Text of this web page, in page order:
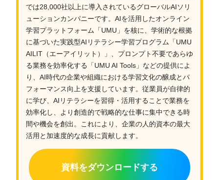
では28,000社以上に導入されているグローバルAIソリ
ューションカンパニーです。AIを活用したオンライン
学習プラットフォーム「UMU」を核に、学術的な根拠
に基づいた実践型AIリテラシー学習プログラム「UMU
AILIT（エーアイリット）」、プロンプト不要であらゆ
る業務を効率化する「UMU AI Tools」などの提供によ
り、AI時代の企業や組織における学習文化の醸成とパ
フォーマンス向上を支援しています。従業員が自律的
に学び、AIリテラシーを習得・活用することで業務を
効率化し、より創造的で戦略的な仕事に集中できる時
間や機会を創出。これにより、企業の人的資本の最大
活用と加速度的な成長に貢献します。
資料をダウンロードする